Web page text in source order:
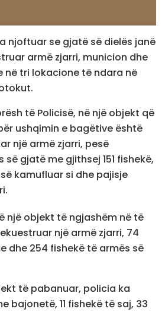
njoftuar se gjatë së dielës janë
armë zjarri, municion dhe
në tri lokacione të ndara në
të Policisë, në një objekt që
ushqimin e bagëtive është
një armë zjarri, pesë
gjatë me gjithsej 151 fishekë,
kamufluar si dhe pajisje
një objekt të ngjashëm në të
një armë zjarri, 74
dhe 254 fishekë të armës së
të pabanuar, policia ka
bajonetë, 11 fishekë të saj, 33